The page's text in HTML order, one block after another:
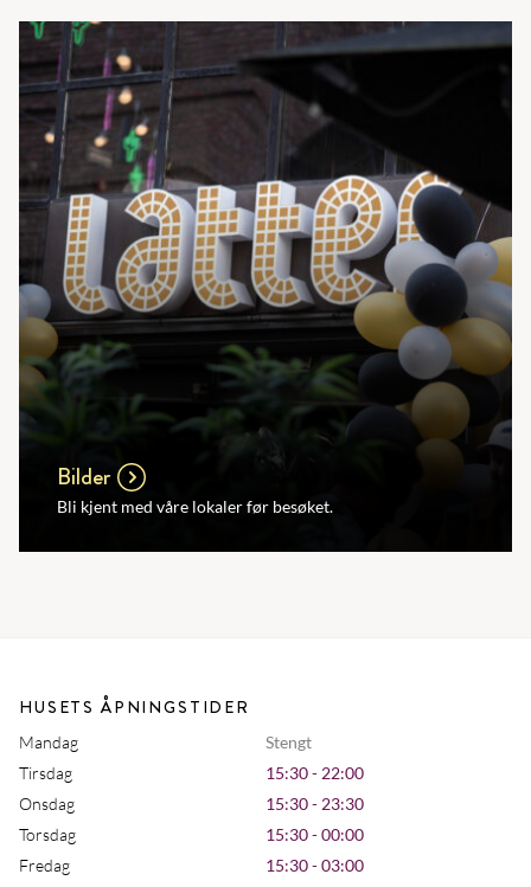
Bilder
Bli kjent med våre lokaler før besøket.
HUSETS ÅPNINGSTIDER
Mandag
Stengt
Tirsdag
15:30 - 22:00
Onsdag
15:30 - 23:30
Torsdag
15:30 - 00:00
Fredag
15:30 - 03:00